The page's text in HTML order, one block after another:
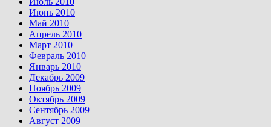
Июнь 2010
Май 2010
Апрель 2010
Март 2010
Февраль 2010
Январь 2010
Декабрь 2009
Ноябрь 2009
Октябрь 2009
Сентябрь 2009
Август 2009